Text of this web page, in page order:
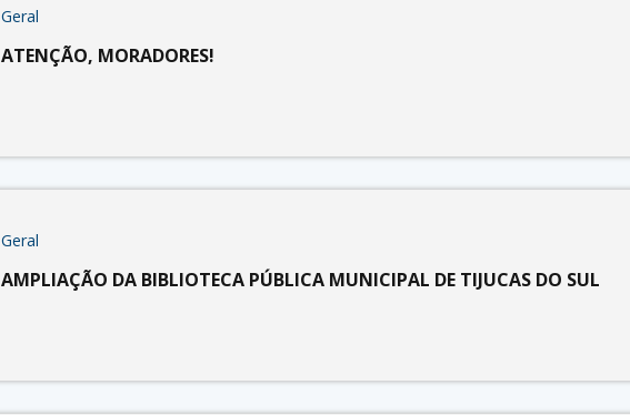
Geral
ATENÇÃO, MORADORES!
Geral
AMPLIAÇÃO DA BIBLIOTECA PÚBLICA MUNICIPAL DE TIJUCAS DO SUL